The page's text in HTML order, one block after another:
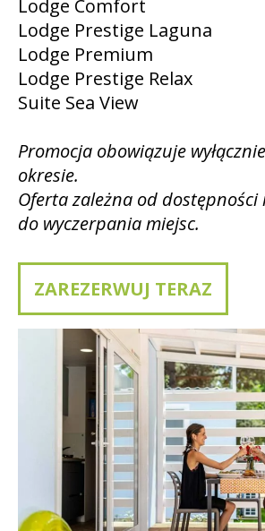
Lodge Comfort
Lodge Prestige Laguna
Lodge Premium
Lodge Prestige Relax
Suite Sea View
Promocja obowiązuje
okresie.
Oferta zależna od dostępności
do wyczerpania miejsc.
ZAREZERWUJ TERAZ